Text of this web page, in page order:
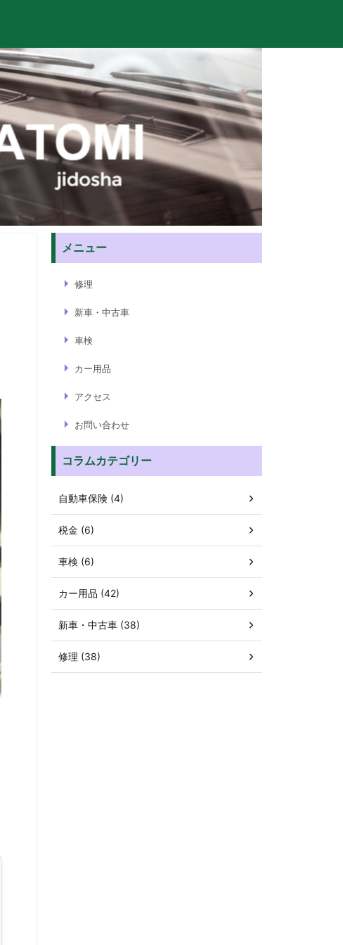
メニュー
修理
新車・中古車
車検
カー用品
アクセス
お問い合わせ
コラムカテゴリー
自動車保険 (4)
税金 (6)
車検 (6)
カー用品 (42)
新車・中古車 (38)
修理 (38)